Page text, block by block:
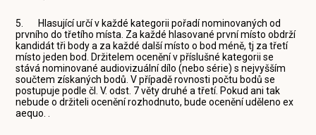
5. Hlasující určí v každé kategorii pořadí nominovaných od
prvního do třetího místa. Za každé hlasované první místo obdrží
kandidát tři body a za každé další místo o bod méně, tj za třetí
místo jeden bod. Držitelem ocenění v příslušné kategorii se
stává nominované audiovizuální dílo (nebo série) s nejvyšším
součtem získaných bodů. V případě rovnosti počtu bodů se
postupuje podle čl. V. odst. 7 věty druhé a třetí. Pokud ani tak
nebude o držiteli ocenění rozhodnuto, bude ocenění uděleno ex
aequo. .